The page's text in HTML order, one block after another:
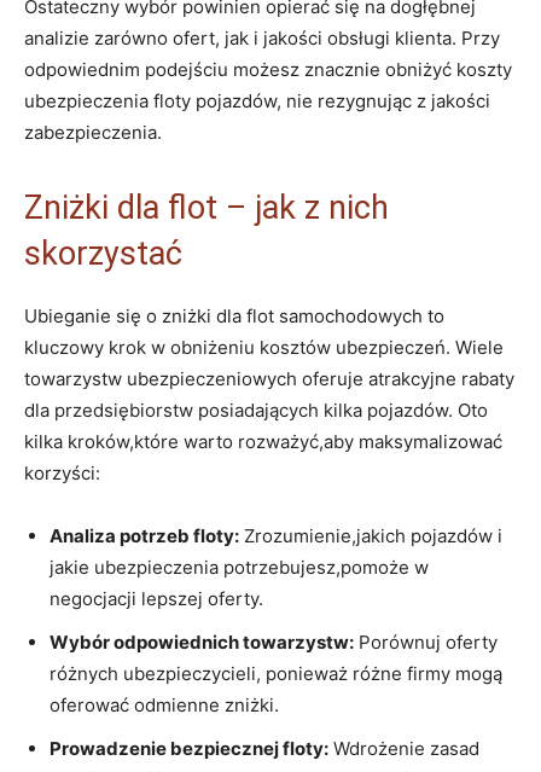
Ostateczny wybór powinien opierać się na dogłębnej
analizie zarówno ofert, jak i jakości obsługi klienta. Przy
odpowiednim podejściu możesz znacznie obniżyć koszty
ubezpieczenia floty pojazdów, nie rezygnując z jakości
zabezpieczenia.
Zniżki dla flot – jak z nich
skorzystać
Ubieganie się o zniżki dla flot samochodowych to
kluczowy krok w obniżeniu kosztów ubezpieczeń. Wiele
towarzystw ubezpieczeniowych oferuje atrakcyjne rabaty
dla przedsiębiorstw posiadających kilka pojazdów. Oto
kilka kroków,które warto rozważyć,aby maksymalizować
korzyści:
Analiza potrzeb floty: Zrozumienie,jakich pojazdów i
jakie ubezpieczenia potrzebujesz,pomoże w
negocjacji lepszej oferty.
Wybór odpowiednich towarzystw: Porównuj oferty
różnych ubezpieczycieli, ponieważ różne firmy mogą
oferować odmienne zniżki.
Prowadzenie bezpiecznej floty: Wdrożenie zasad